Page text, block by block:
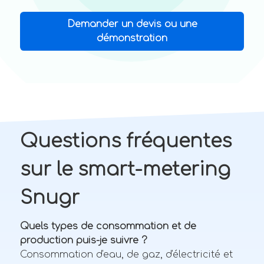
Demander un devis ou une
démonstration
Questions fréquentes
sur le smart-metering
Snugr
Quels types de consommation et de
production puis-je suivre ?
Consommation d'eau, de gaz, d'électricité et